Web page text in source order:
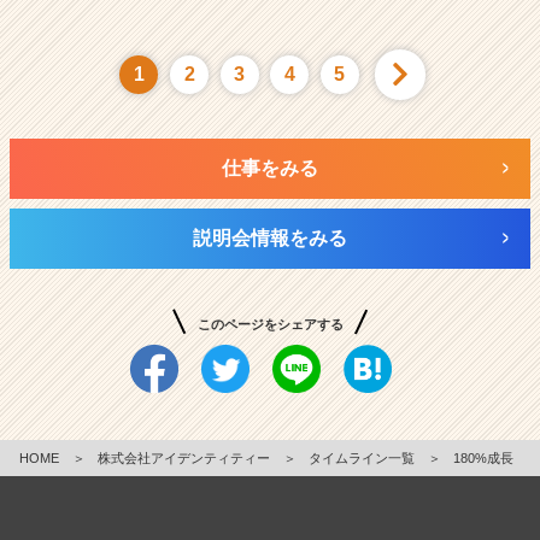
1 2 3 4 5
仕事をみる
説明会情報をみる
このページをシェアする
HOME ＞ 株式会社アイデンティティー ＞ タイムライン一覧 ＞ 180%成長